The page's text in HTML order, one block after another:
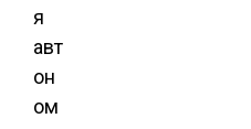
я
авт
он
ом